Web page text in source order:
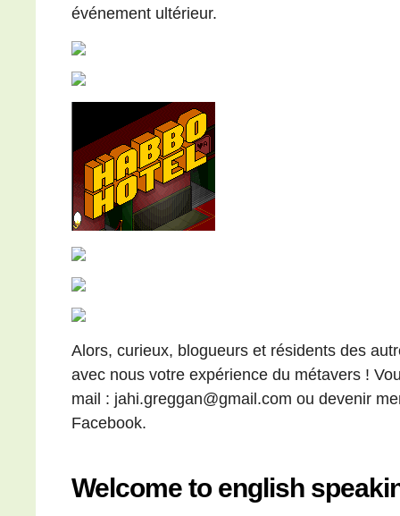
événement ultérieur.
Alors, curieux, blogueurs et résidents des
avec nous votre expérience du métavers !
mail : jahi.greggan@gmail.com ou devenir
Facebook.
Welcome to english